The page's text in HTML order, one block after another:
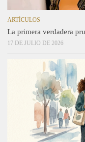
ARTÍCULOS
La primera verdadera
17 DE JULIO DE 2026